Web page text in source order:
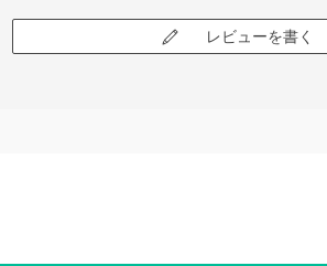
レビューを書く